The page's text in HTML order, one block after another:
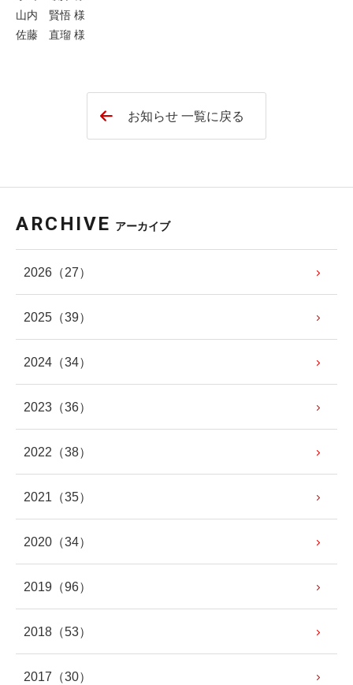
山内 賢悟 様
佐藤 直瑠 様
お知らせ 一覧に戻る
ARCHIVE アーカイブ
2026 （27）
2025 （39）
2024 （34）
2023 （36）
2022 （38）
2021 （35）
2020 （34）
2019 （96）
2018 （53）
2017 （30）